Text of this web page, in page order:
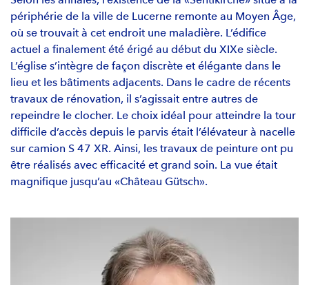
périphérie de la ville de Lucerne remonte au Moyen Âge,
où se trouvait à cet endroit une maladière. L’édifice
actuel a finalement été érigé au début du XIXe siècle.
L’église s’intègre de façon discrète et élégante dans le
lieu et les bâtiments adjacents. Dans le cadre de récents
travaux de rénovation, il s’agissait entre autres de
repeindre le clocher. Le choix idéal pour atteindre la tour
difficile d’accès depuis le parvis était l’élévateur à nacelle
sur camion S 47 XR. Ainsi, les travaux de peinture ont pu
être réalisés avec efficacité et grand soin. La vue était
magnifique jusqu’au «Château Gütsch».